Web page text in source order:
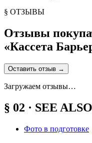
§ ОТЗЫВЫ
Отзывы
«Кассета
Оставить отзыв →
Загружаем отзывы…
§ 02 · SEE ALSO
Фото в подготовке